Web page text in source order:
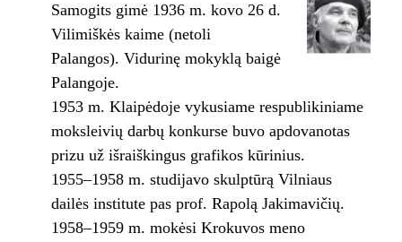
Samogits gimė 1936 m. kovo 26 d.
Vilimiškės kaime (netoli
Palangos). Vidurinę mokyklą baigė
Palangoje.
1953 m. Klaipėdoje vykusiame respublikiniame
moksleivių darbų konkurse buvo apdovanotas
prizu už išraiškingus grafikos kūrinius.
1955–1958 m. studijavo skulptūrą Vilniaus
dailės institute pas prof. Rapolą Jakimavičių.
1958–1959 m. mokėsi Krokuvos meno